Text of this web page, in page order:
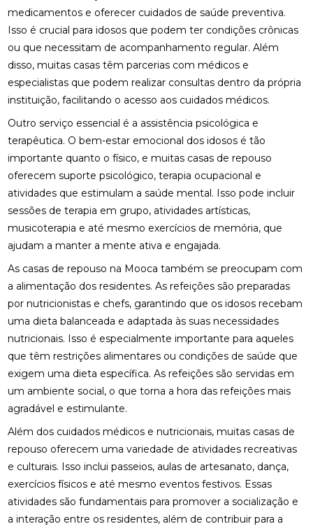
medicamentos e oferecer cuidados de saúde preventiva.
Isso é crucial para idosos que podem ter condições crônicas
ou que necessitam de acompanhamento regular. Além
disso, muitas casas têm parcerias com médicos e
especialistas que podem realizar consultas dentro da própria
instituição, facilitando o acesso aos cuidados médicos.
Outro serviço essencial é a assistência psicológica e
terapêutica. O bem-estar emocional dos idosos é tão
importante quanto o físico, e muitas casas de repouso
oferecem suporte psicológico, terapia ocupacional e
atividades que estimulam a saúde mental. Isso pode incluir
sessões de terapia em grupo, atividades artísticas,
musicoterapia e até mesmo exercícios de memória, que
ajudam a manter a mente ativa e engajada.
As casas de repouso na Mooca também se preocupam com
a alimentação dos residentes. As refeições são preparadas
por nutricionistas e chefs, garantindo que os idosos recebam
uma dieta balanceada e adaptada às suas necessidades
nutricionais. Isso é especialmente importante para aqueles
que têm restrições alimentares ou condições de saúde que
exigem uma dieta específica. As refeições são servidas em
um ambiente social, o que torna a hora das refeições mais
agradável e estimulante.
Além dos cuidados médicos e nutricionais, muitas casas de
repouso oferecem uma variedade de atividades recreativas
e culturais. Isso inclui passeios, aulas de artesanato, dança,
exercícios físicos e até mesmo eventos festivos. Essas
atividades são fundamentais para promover a socialização e
a interação entre os residentes, além de contribuir para a